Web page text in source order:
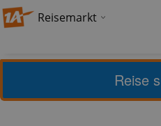
Reisemarkt
Frankreich
Reise